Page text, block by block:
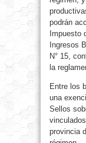
podrán
Impuesto
Ingresos
N° 15,
la
Entre los
una
Sellos
provincia